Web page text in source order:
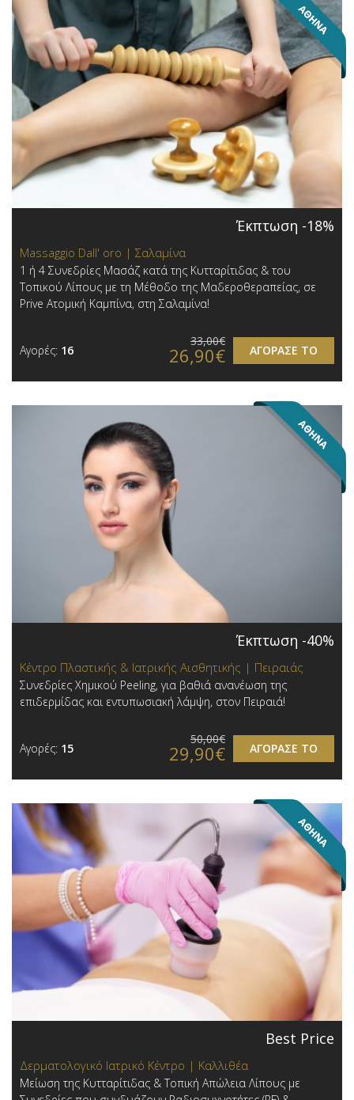
Έκπτωση -18%
Massaggio Dall' oro | Σαλαμίνα
1 ή 4 Συνεδρίες Μασάζ κατά της Κυτταρίτιδας & του
Τοπικού Λίπους με τη Μέθοδο της Μαδεροθεραπείας, σε
Prive Ατομική Καμπίνα, στη Σαλαμίνα!
Αγορές: 16 ΑΓΟΡΑΣΕ ΤΟ
33,00€
26,90€
Έκπτωση -40%
Κέντρο Πλαστικής & Ιατρικής Αισθητικής | Πειραιάς
Συνεδρίες Χημικού Peeling, για βαθιά ανανέωση της
επιδερμίδας και εντυπωσιακή λάμψη, στον Πειραιά!
Αγορές: 15 ΑΓΟΡΑΣΕ ΤΟ
50,00€
29,90€
Best Price
Δερματολογικό Ιατρικό Κέντρο | Καλλιθέα
Μείωση της Κυτταρίτιδας & Τοπική Απώλεια Λίπους με